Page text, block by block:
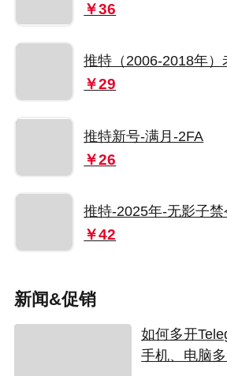
￥36
推特（2006-2018年）
￥29
推特新号-满月-2FA
￥26
推特-2025年-无影子禁
￥42
新闻&促销
如何多开
手机、电脑